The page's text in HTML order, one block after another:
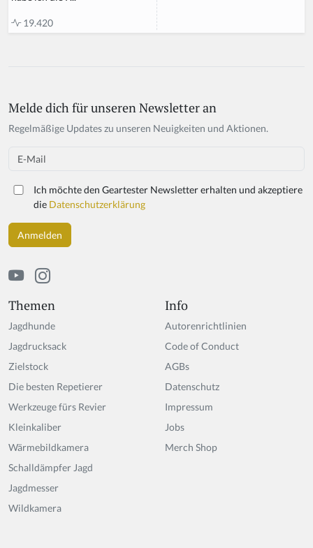
19.420
Themen
Jagdhunde
Jagdrucksack
Zielstock
Die besten Repetierer
Werkzeuge fürs Revier
Kleinkaliber
Wärmebildkamera
Schalldämpfer Jagd
Jagdmesser
Wildkamera
Info
Autorenrichtlinien
Code of Conduct
AGBs
Datenschutz
Impressum
Jobs
Merch Shop
If
y
h
a
n,
ig
n
o
r
t
hi
s
el
d
Melde dich für unseren Newsletter an
Regelmäßige Updates zu unseren Neuigkeiten und Aktionen.
Email
Ich möchte den Geartester Newsletter erhalten und akzeptiere
die Datenschutzerklärung